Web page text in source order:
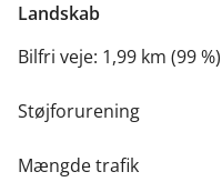
Landskab
Bilfri veje: 1,99 km (99 %)
Støjforurening
Mængde trafik